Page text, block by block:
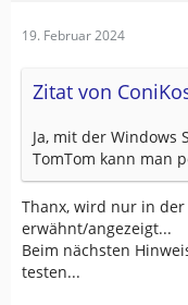
19. Februar 2024
Zitat von
Ja, mit der Windows
TomTom kann man
Thanx, wird nur in
erwähnt/angezeigt...
Beim nächsten
testen...